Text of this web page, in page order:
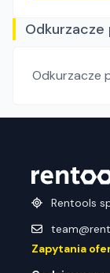
Odkurzacze
Odkurzacze
Rentools
Zapytania